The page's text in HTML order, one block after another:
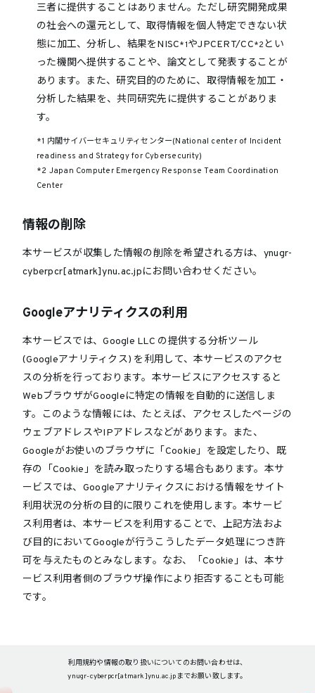
三者に提供することはありません。ただし研究開発成果
の社会への還元として、取得情報を個人特定できない状
態に加工、分析し、結果をNISC*1やJPCERT/CC*2 とい
った機関へ提供することや、論文として発表することが
あります。また、研究目的のために、取得情報を加工・
分析した結果を、共同研究先に提供することがありま
す。
*1 内閣サイバーセキュリティセンター(National center of Incident
readiness and Strategy for Cybersecurity)
*2 Japan Computer Emergency Response Team Coordination
Center
情報の削除
本サービスが収集した情報の削除を希望される方は、ynugr-
cyberpcr[atmark]ynu.ac.jpにお問い合わせください。
Googleアナリティクスの利用
本サービスでは、Google LLC の提供する分析ツール
(Googleアナリティクス) を利用して、本サービスのアクセ
スの分析を行っております。本サービスにアクセスすると
WebブラウザがGoogleに特定の情報を自動的に送信しま
す。このような情報には、たとえば、アクセスしたページの
ウェブアドレスやIPアドレスなどがあります。また、
Googleがお使いのブラウザに「Cookie」を設定したり、既
存の「Cookie」を読み取ったりする場合もあります。本サ
ービスでは、Googleアナリティクスにおける情報をサイト
利用状況の分析の目的に限りこれを使用します。本サービ
ス利用者は、本サービスを利用することで、上記方法およ
び目的においてGoogleが行うこうしたデータ処理につき許
可を与えたものとみなします。なお、「Cookie」は、本サ
ービス利用者側のブラウザ操作により拒否することも可能
です。
利用規約や情報の取り扱いについてのお問い合わせは、
ynugr-cyberpcr[atmark]ynu.ac.jpまでお願い致します。